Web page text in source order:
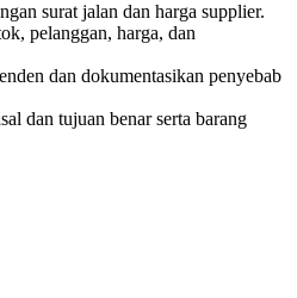
surat jalan dan harga supplier.
pelanggan, harga, dan
dan dokumentasikan penyebab
dan tujuan benar serta barang